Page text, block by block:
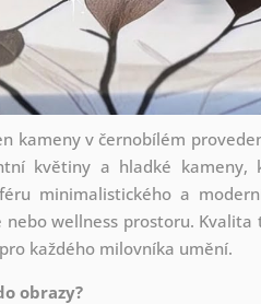
kameny v černobílém
květiny a hladké kameny,
minimalistického a
nebo wellness prostoru.
každého milovníka umění.
obrazy?